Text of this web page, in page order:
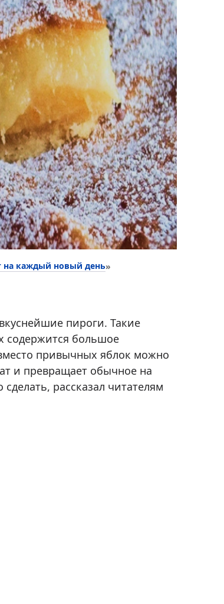
на каждый новый день»
пироги. Такие
содержится большое
привычных яблок можно
и превращает обычное на
рассказал читателям